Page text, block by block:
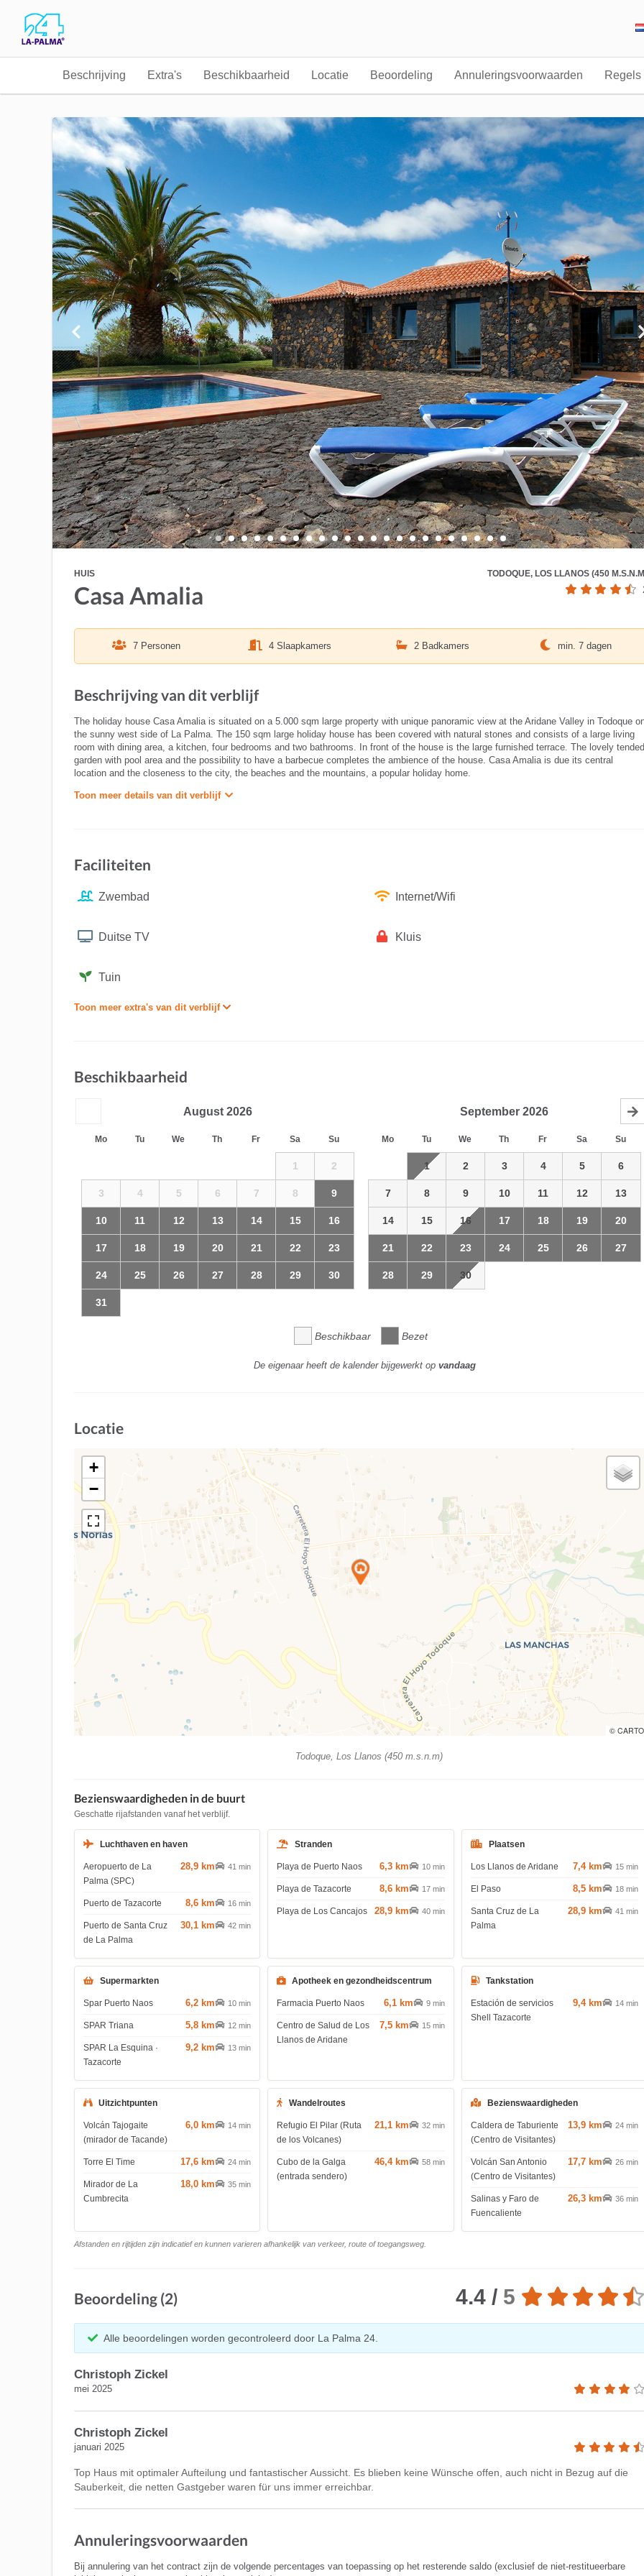
Beschrijving Extra's Beschikbaarheid Locatie Beoordeling Annuleringsvoorwaarden Regels
HUIS TODOQUE, LOS LLANOS (450
Casa Amalia
7 Personen 4 Slaapkamers 2 Badkamers min. 7 dagen
Beschrijving van dit verblijf
The holiday house Casa Amalia is situated on a 5.000 sqm large property with unique panoramic view at the Aridane Valley in Todoque
the sunny west side of La Palma. The 150 sqm large holiday house has been covered with natural stones and consists of a large living
room with dining area, a kitchen, four bedrooms and two bathrooms. In front of the house is the large furnished terrace. The lovely tended
garden with pool area and the possibility to have a barbecue completes the ambience of the house. Casa Amalia is due its central
location and the closeness to the city, the beaches and the mountains, a popular holiday home.
Toon meer details van dit verblijf
Faciliteiten
Zwembad Internet/Wifi
Duitse TV Kluis
Tuin
Toon meer extra's van dit verblijf
Beschikbaarheid
August 2026
Mo Tu We Th Fr Sa Su
1 2
3 4 5 6 7 8 9
10 11 12 13 14 15 16
17 18 19 20 21 22 23
24 25 26 27 28 29 30
31
September 2026
Mo Tu We Th Fr Sa Su
1 2 3 4 5 6
7 8 9 10 11 12 13
14 15 16 17 18 19 20
21 22 23 24 25 26 27
28 29 30
Beschikbaar Bezet
De eigenaar heeft de kalender bijgewerkt op vandaag
Locatie
+
−
© CARTO
Todoque, Los Llanos (450 m.s.n.m)
Bezienswaardigheden in de buurt
Geschatte rijafstanden vanaf het verblijf.
Luchthaven en haven
Aeropuerto de La
Palma (SPC)
28,9 km 41 min
Puerto de Tazacorte 8,6 km 16 min
Puerto de Santa Cruz
de La Palma
30,1 km 42 min
Stranden
Playa de Puerto Naos 6,3 km 10 min
Playa de Tazacorte 8,6 km 17 min
Playa de Los Cancajos 28,9 km 40 min
Plaatsen
Los Llanos de Aridane 7,4 km 15 min
El Paso 8,5 km 18 min
Santa Cruz de La
Palma
28,9 km 41 min
Supermarkten
Spar Puerto Naos 6,2 km 10 min
SPAR Triana 5,8 km 12 min
SPAR La Esquina ·
Tazacorte
9,2 km 13 min
Apotheek en gezondheidscentrum
Farmacia Puerto Naos 6,1 km 9 min
Centro de Salud de Los
Llanos de Aridane
7,5 km 15 min
Tankstation
Estación de servicios
Shell Tazacorte
9,4 km 14 min
Uitzichtpunten
Volcán Tajogaite
(mirador de Tacande)
6,0 km 14 min
Torre El Time 17,6 km 24 min
Mirador de La
Cumbrecita
18,0 km 35 min
Wandelroutes
Refugio El Pilar (Ruta
de los Volcanes)
21,1 km 32 min
Cubo de la Galga
(entrada sendero)
46,4 km 58 min
Bezienswaardigheden
Caldera de Taburiente
(Centro de Visitantes)
13,9 km 24 min
Volcán San Antonio
(Centro de Visitantes)
17,7 km 26 min
Salinas y Faro de
Fuencaliente
26,3 km 36 min
Afstanden en rijtijden zijn indicatief en kunnen varieren afhankelijk van verkeer, route of toegangsweg.
Beoordeling (2) 4.4 / 5
Alle beoordelingen worden gecontroleerd door La Palma 24.
Christoph Zickel
mei 2025
Christoph Zickel
januari 2025
Top Haus mit optimaler Aufteilung und fantastischer Aussicht. Es blieben keine Wünsche offen, auch nicht in Bezug auf die
Sauberkeit, die netten Gastgeber waren für uns immer erreichbar.
Annuleringsvoorwaarden
Bij annulering van het contract zijn de volgende percentages van toepassing op het resterende saldo (exclusief de niet-restitueerbare